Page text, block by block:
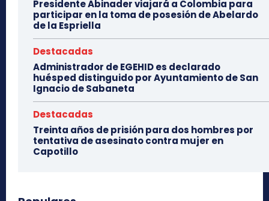
Presidente Abinader viajará a Colombia para
participar en la toma de posesión de Abelardo
de la Espriella
Destacadas
Administrador de EGEHID es declarado
huésped distinguido por Ayuntamiento de San
Ignacio de Sabaneta
Destacadas
Treinta años de prisión para dos hombres por
tentativa de asesinato contra mujer en
Capotillo